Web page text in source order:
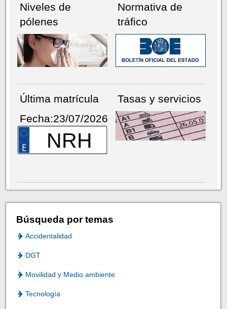
Niveles de
pólenes
Normativa de
tráfico
Última matrícula
Fecha:23/07/2026
NRH
Tasas y servicios
Búsqueda por temas
Accidentalidad
DGT
Movilidad y Medio ambiente
Tecnología